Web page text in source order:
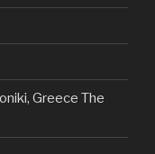
Greece The